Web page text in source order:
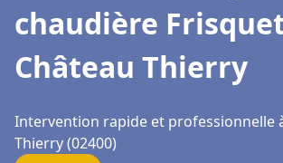
chaudière
Château Thierry
Intervention rapide et professionnelle
Thierry (02400)